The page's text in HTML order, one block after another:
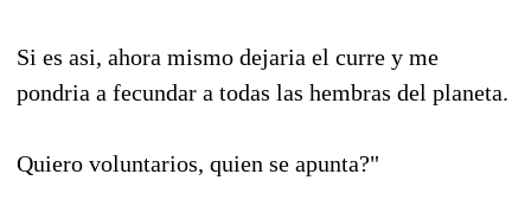
Si es asi, ahora mismo dejaria el curre y me
pondria a fecundar a todas las hembras del planeta.
Quiero voluntarios, quien se apunta?"